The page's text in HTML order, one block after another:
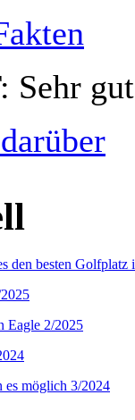
Sehr
den besten
Eagle 2/2025
es möglich 3/2024